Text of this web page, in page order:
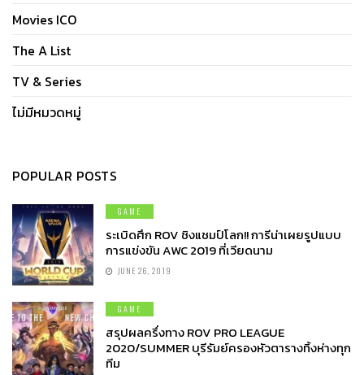
Movies ICO
The A List
TV & Series
ไม่มีหมวดหมู่
POPULAR POSTS
GAME
ระเบิดศึก ROV ชิงแชมป์โลก!! การีน่าเผยรูปแบบ
การแข่งขัน AWC 2019 ที่เวียดนาม
JUNE 26, 2019
GAME
สรุปผลครึ่งทาง ROV PRO LEAGUE
2020/SUMMER บุรีรัมย์ครองหัวตารางทิ้งห่างทุก
ทีม